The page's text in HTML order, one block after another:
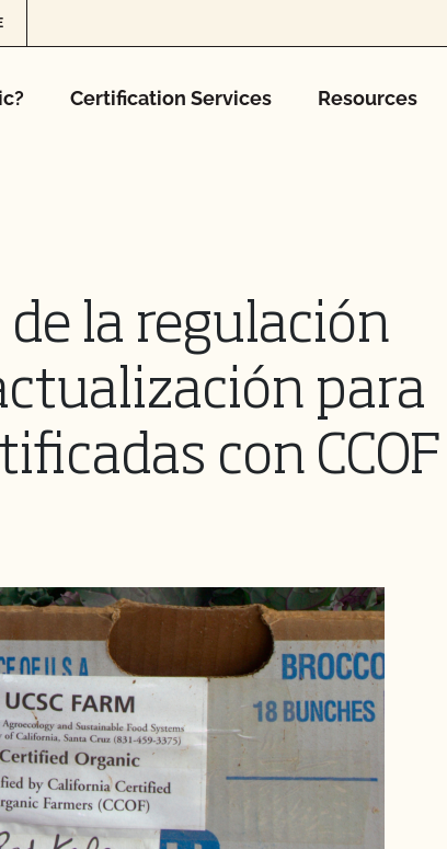
Certification Services Resources
la regulación
para
con CCOF